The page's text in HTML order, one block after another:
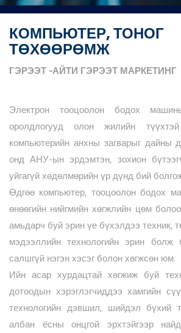
КОМПЬЮТЕР, ТОНОГ
ТӨХӨӨРӨМЖ
ГЭРЭЭТ -АЙТИ ГЭРЭЭТ МАРКЕТИНГ
Электрон тооцоолон бодох
оролдлогууд олон жилийн
компьютерийн анхны загварыг дайны
онд АНУ-ын эрдэмтэн, зохион
уйгагүй хөдөлмөрийн үр дүнд бий
Өдгөө компьютер, тооцоолон бодох
өнөөгийн нийгмийн хөгжлийн цөм
амьдарч буй эрин үе бүхэлдээ техник,
мэдээллийн технологийн эрин болж
салшгүй нэгэн хэсэг болон хөгжсөн юм.
Ийн асар хурдацтай хөгжиж буй
дотоодын хэрэглэгчиддээ хамгийн
технологийн дэвшил, шийдэл бүхий
албан ёсны онцгой эрхтэйгээр